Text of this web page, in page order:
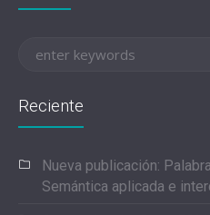
Reciente
Nueva publicación:
Semántica aplicada e